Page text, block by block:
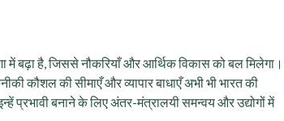
में बढ़ा है, जिससे नौकरियाँ और आर्थिक विकास को बल मिलेगा।
कौशल की सीमाएँ और व्यापार बाधाएँ अभी भी भारत की
प्रभावी बनाने के लिए अंतर-मंत्रालयी समन्वय और उद्योगों में